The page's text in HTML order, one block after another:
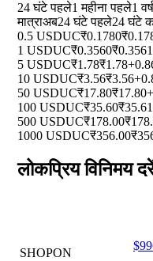
24 घंटे पहले1 महीना पहले1
मात्राअब24 घंटे पहले24 घंटे
0.5 USDUC₹0.1780
1 USDUC₹0.3560₹0.3561
5 USDUC₹1.78₹1.78
10 USDUC₹3.56₹3.56
50 USDUC₹17.80₹17.80
100 USDUC₹35.60₹35.61
500 USDUC₹178.00
1000 USDUC₹356.00
लोकप्रिय विनिमय
SHOPON